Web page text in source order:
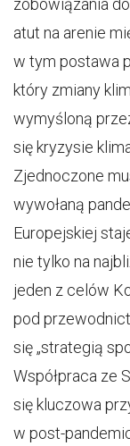
atut na arenie
w tym postawa
który zmiany
wymyśloną
się kryzysie
Zjednoczone
wywołaną
Europejskiej
nie tylko na
jeden z celów
pod
się „strategią
Współpraca ze
się kluczowa
w post-